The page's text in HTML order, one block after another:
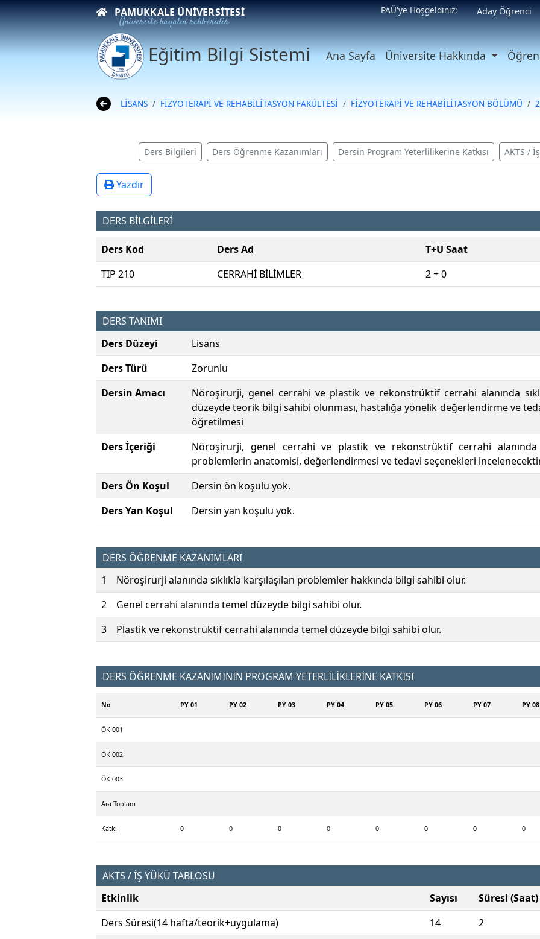
PAMUKKALE ÜNIVERSITESI
Üniversite hayatın rehberidir
PAÜ'ye Hoşgeldiniz; Aday Öğrenci
Eğitim Bilgi Sistemi Ana Sayfa Üniversite Hakkında
LİSANS FİZYOTERAPİ VE REHABİLİTASYON FAKÜLTESİ FİZYOTERAPİ VE REHABİLİTASYON BÖLÜMÜ
Ders Bilgileri Ders Öğrenme Kazanımları Dersin Program Yeterlilikerine Katkısı AKTS /
Yazdır
DERS BİLGİLERİ
Ders Kod Ders Ad T+U Saat
TIP 210
CERRAHİ BİLİMLER 2 + 0
DERS TANIMI
Ders Düzeyi
Lisans
Ders Türü
Zorunlu
Dersin Amacı
Nöroşirurji, genel cerrahi ve plastik ve rekonstrüktif cerrahi alanında
düzeyde teorik bilgi sahibi olunması, hastalığa yönelik değerlendirme ve
öğretilmesi
Ders İçeriği
Nöroşirurji, genel cerrahi ve plastik ve rekonstrüktif cerrahi alanında
problemlerin anatomisi, değerlendirmesi ve tedavi seçenekleri
Ders Ön Koşul
Dersin ön koşulu yok.
Ders Yan Koşul
Dersin yan koşulu yok.
DERS ÖĞRENME KAZANIMLARI
1
Nöroşirurji alanında sıklıkla karşılaşılan problemler hakkında bilgi sahibi olur.
2
Genel cerrahi alanında temel düzeyde bilgi sahibi olur.
3
Plastik ve rekonstrüktif cerrahi alanında temel düzeyde bilgi sahibi olur.
DERS ÖĞRENME KAZANIMININ PROGRAM YETERLİLİKLERİNE KATKISI
No PY 01 PY 02 PY 03 PY 04 PY 05 PY 06 PY 07 PY 08
ÖK 001
ÖK 002
ÖK 003
Ara Toplam
Katkı 0 0 0 0 0 0 0 0
AKTS / İŞ YÜKÜ TABLOSU
Etkinlik
Sayısı Süresi (Saat)
Ders Süresi(14 hafta/teorik+uygulama)
14 2